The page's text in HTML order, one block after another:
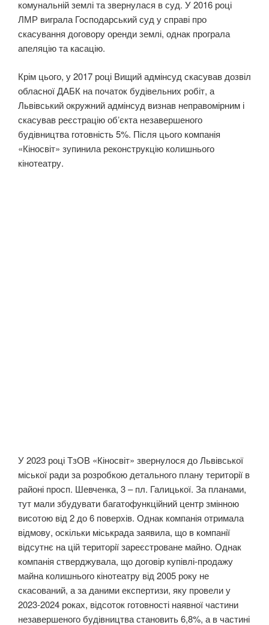
комунальній землі та звернулася в суд. У 2016 році
ЛМР виграла Господарський суд у справі про
скасування договору оренди землі, однак програла
апеляцію та касацію.
Крім цього, у 2017 році Вищий адмінсуд скасував дозвіл
обласної ДАБК на початок будівельних робіт, а
Львівський окружний адмінсуд визнав неправомірним і
скасував реєстрацію обʼєкта незавершеного
будівництва готовність 5%. Після цього компанія
«Кіносвіт» зупинила реконструкцію колишнього
кінотеатру.
У 2023 році ТзОВ «Кіносвіт» звернулося до Львівської
міської ради за розробкою детального плану території в
районі просп. Шевченка, 3 – пл. Галицької. За планами,
тут мали збудувати багатофункційний центр змінною
висотою від 2 до 6 поверхів. Однак компанія отримала
відмову, оскільки міськрада заявила, що в компанії
відсутнє на цій території зареєстроване майно. Однак
компанія стверджувала, що договір купівлі-продажу
майна колишнього кінотеатру від 2005 року не
скасований, а за даними експертизи, яку провели у
2023-2024 роках, відсоток готовності наявної частини
незавершеного будівництва становить 6,8%, а в частині